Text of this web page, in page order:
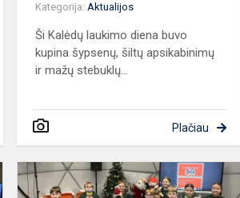
Kategorija:Aktualijos
Ši Kalėdų laukimo diena buvo
kupina šypsenų, šiltų apsikabinimų
ir mažų stebuklų...
Plačiau
Gyvenimo
įgūdžių